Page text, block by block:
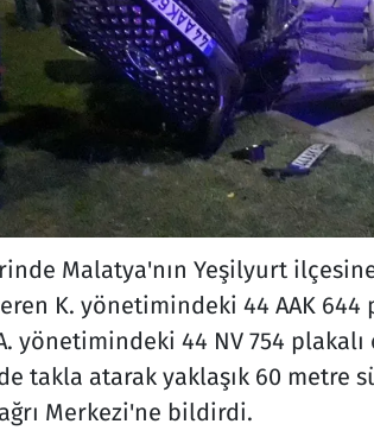
Malatya'nın Yeşilyurt
K. yönetimindeki 44 AAK 644
yönetimindeki 44 NV 754
takla atarak yaklaşık 60 metre
Merkezi'ne bildirdi.